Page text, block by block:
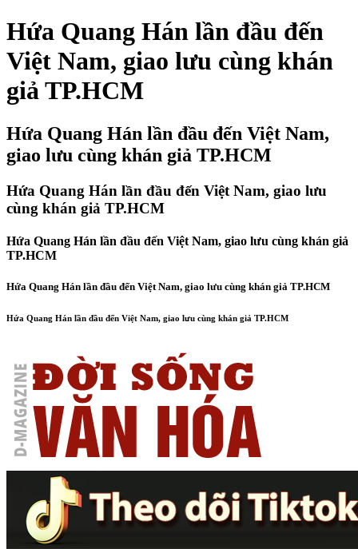
Hứa Quang Hán lần đầu đến
Việt Nam, giao lưu cùng khán
giả TP.HCM
Hứa Quang Hán lần đầu đến Việt Nam,
giao lưu cùng khán giả TP.HCM
Hứa Quang Hán lần đầu đến Việt Nam, giao lưu
cùng khán giả TP.HCM
Hứa Quang Hán lần đầu đến Việt Nam, giao lưu cùng khán giả
TP.HCM
Hứa Quang Hán lần đầu đến Việt Nam, giao lưu cùng khán giả TP.HCM
Hứa Quang Hán lần đầu đến Việt Nam, giao lưu cùng khán giả TP.HCM